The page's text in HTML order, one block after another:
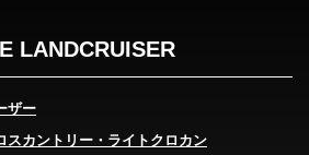
LANDCRUISER
ザー
スカントリー・ライトクロカン